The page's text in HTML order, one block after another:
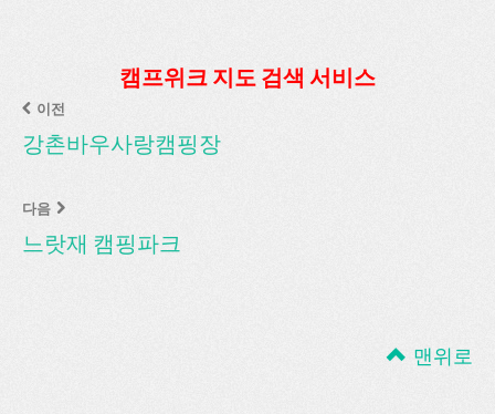
캠프위크 지도 검색 서비스
이전
강촌바우사랑캠핑장
다음
느랏재 캠핑파크
맨위로